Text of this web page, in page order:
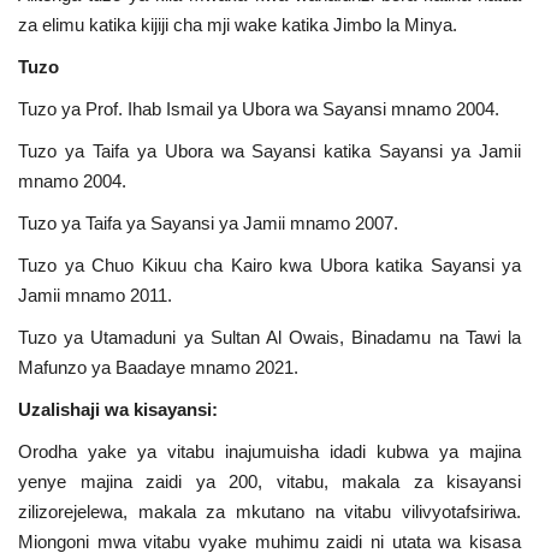
za elimu katika kijiji cha mji wake katika Jimbo la Minya.
Tuzo
Tuzo ya Prof. Ihab Ismail ya Ubora wa Sayansi mnamo 2004.
Tuzo ya Taifa ya Ubora wa Sayansi katika Sayansi ya Jamii
mnamo 2004.
Tuzo ya Taifa ya Sayansi ya Jamii mnamo 2007.
Tuzo ya Chuo Kikuu cha Kairo kwa Ubora katika Sayansi ya
Jamii mnamo 2011.
Tuzo ya Utamaduni ya Sultan Al Owais, Binadamu na Tawi la
Mafunzo ya Baadaye mnamo 2021.
Uzalishaji wa kisayansi:
Orodha yake ya vitabu inajumuisha idadi kubwa ya majina
yenye majina zaidi ya 200, vitabu, makala za kisayansi
zilizorejelewa, makala za mkutano na vitabu vilivyotafsiriwa.
Miongoni mwa vitabu vyake muhimu zaidi ni utata wa kisasa